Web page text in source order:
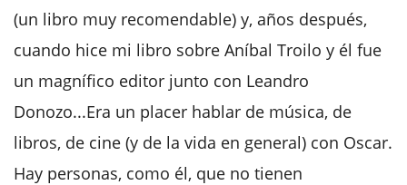
(un libro muy recomendable) y, años después,
cuando hice mi libro sobre Aníbal Troilo y él fue
un magnífico editor junto con Leandro
Donozo...Era un placer hablar de música, de
libros, de cine (y de la vida en general) con Oscar.
Hay personas, como él, que no tienen